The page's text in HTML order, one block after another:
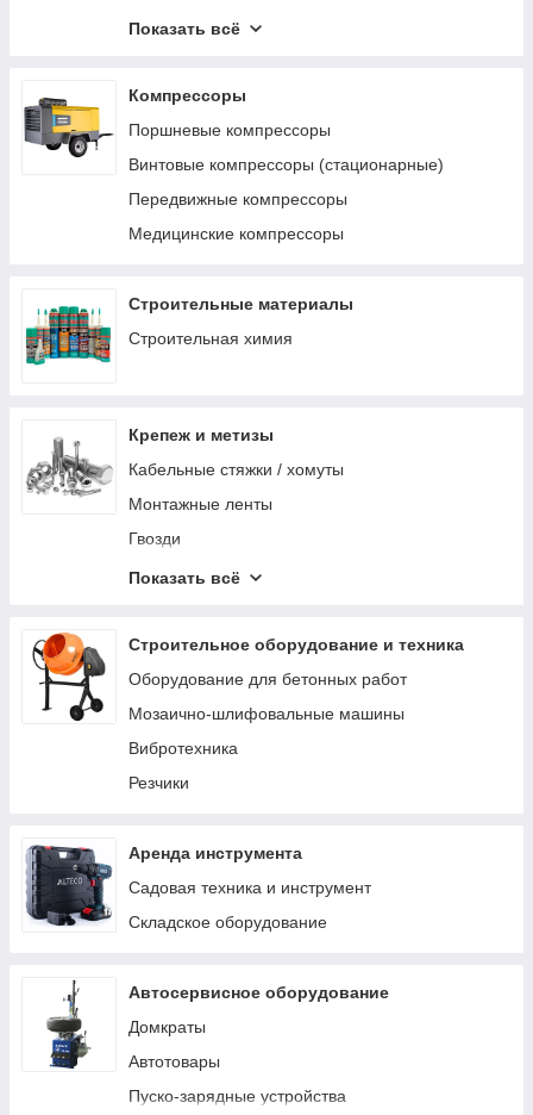
Шарнирно-губцевый инструмент
Электромонтажный инструмент
Зажимной инструмент
Аксессуары для ручных инструментов
Ударный инструмент
Режущий инструмент
Монтажный инструмент
Трубный инструмент
Ключи, трещотки, воротки
Показать всё
Компрессоры
Поршневые компрессоры
Винтовые компрессоры (стационарные)
Передвижные компрессоры
Медицинские компрессоры
Строительные материалы
Строительная химия
Крепеж и метизы
Кабельные стяжки / хомуты
Монтажные ленты
Гвозди
Такелаж
Саморезы и шурупы
Показать всё
Строительное оборудование и техника
Оборудование для бетонных работ
Мозаично-шлифовальные машины
Вибротехника
Резчики
Аренда инструмента
Садовая техника и инструмент
Складское оборудование
Автосервисное оборудование
Домкраты
Автотовары
Пуско-зарядные устройства